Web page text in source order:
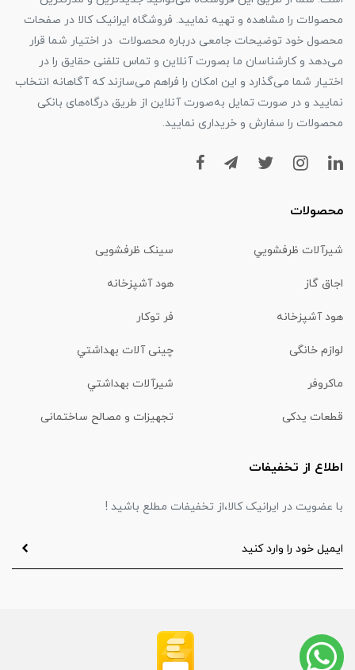
محصولات را مشاهده و تهیه نمایید. فروشگاه ایرانیک کالا در صفحات
محصول خود توضیحات جامعی درباره محصولات در اختیار شما قرار
می‌دهد و کارشناسان ما بصورت آنلاین و تماس تلفنی حقایق را در
اختیار شما می‌گذارد و این امکان را فراهم می‌سازند که آگاهانه انتخاب
نمایید و در صورت تمایل به‌صورت آنلاین از طریق درگاه‌های بانکی
محصولات را سفارش و خریداری نمایید.
محصولات
شیرآلات ظرفشويي سینک ظرفشویی
اجاق گاز هود آشپزخانه
هود آشپزخانه فر توکار
لوازم خانگی چینی آلات بهداشتي
ماكروفر شیرآلات بهداشتي
قطعات یدکی تجهیزات و مصالح ساختمانی
اطلاع از تخفیفات
با عضویت در ایرانیک کالا،از تخفیفات مطلع باشید !